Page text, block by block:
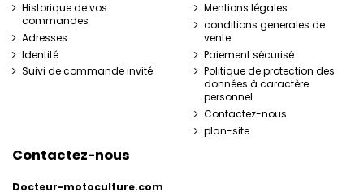
Historique de vos
commandes
Adresses
Identité
Suivi de commande invité
Mentions légales
conditions generales de
vente
Paiement sécurisé
Politique de protection des
données à caractère
personnel
Contactez-nous
plan-site
Contactez-nous
Docteur-motoculture.com